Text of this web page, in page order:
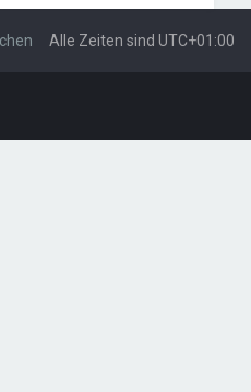
Alle Zeiten sind UTC+01:00